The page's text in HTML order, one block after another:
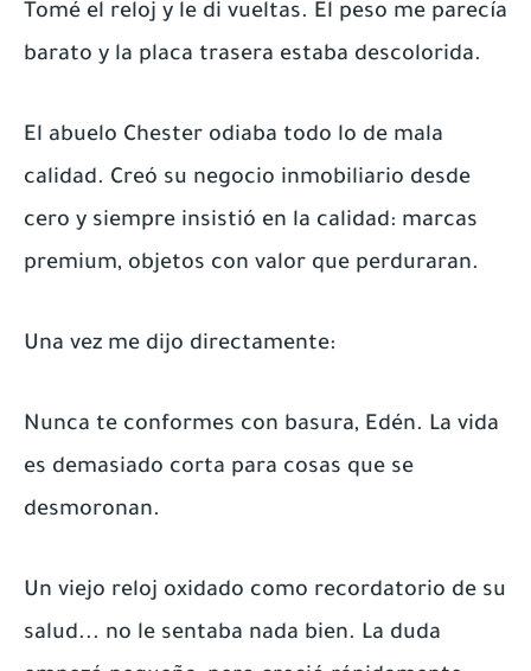
Tomé el reloj y le di vueltas. El peso me parecía
barato y la placa trasera estaba descolorida.
El abuelo Chester odiaba todo lo de mala
calidad. Creó su negocio inmobiliario desde
cero y siempre insistió en la calidad: marcas
premium, objetos con valor que perduraran.
Una vez me dijo directamente:
Nunca te conformes con basura, Edén. La vida
es demasiado corta para cosas que se
desmoronan.
Un viejo reloj oxidado como recordatorio de su
salud... no le sentaba nada bien. La duda